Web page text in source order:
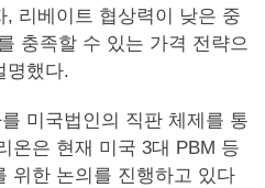
리베이트 협상력이 낮은 중
충족할 수 있는 가격 전략으
명했다.
미국법인의 직판 체제를 통
온은 현재 미국 3대 PBM 등
위한 논의를 진행하고 있다